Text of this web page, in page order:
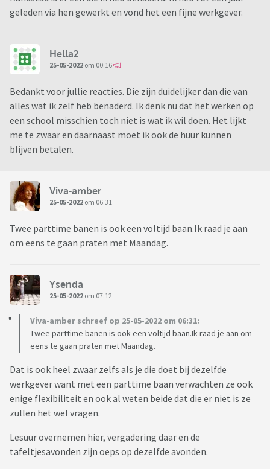
geleden via hen gewerkt en vond het een fijne werkgever.
Hella2
25-05-2022 om 00:16
Bedankt voor jullie reacties. Die zijn duidelijker dan die van
alles wat ik zelf heb benaderd. Ik denk nu dat het werken op
een school misschien toch niet is wat ik wil doen. Het lijkt
me te zwaar en daarnaast moet ik ook de huur kunnen
blijven betalen.
Viva-amber
25-05-2022 om 06:31
Twee parttime banen is ook een voltijd baan.Ik raad je aan
om eens te gaan praten met Maandag.
Ysenda
25-05-2022 om 07:12
Viva-amber schreef op 25-05-2022 om 06:31:
Twee parttime banen is ook een voltijd baan.Ik raad je aan om
eens te gaan praten met Maandag.
Dat is ook heel zwaar zelfs als je die doet bij dezelfde
werkgever want met een parttime baan verwachten ze ook
enige flexibiliteit en ook al weten beide dat die er niet is ze
zullen het wel vragen.
Lesuur overnemen hier, vergadering daar en de
tafeltjesavonden zijn oeps op dezelfde avonden.